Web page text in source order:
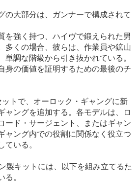
の大部分は、ガンナーで構成されて
を強く持つ、ハイヴで鍛えられた男
多くの場合、彼らは、作業員や鉱山
単調な階級から引き抜かれている。
身の価値を証明するための最後のチ
トで、オーロック・ギャングに新
ャングを追加する。各モデルは、ロ
ード・サージェント、またはギャン
ャング内での役割に関係なく役立つ
いる。
製キットには、以下を組み立てるた
。